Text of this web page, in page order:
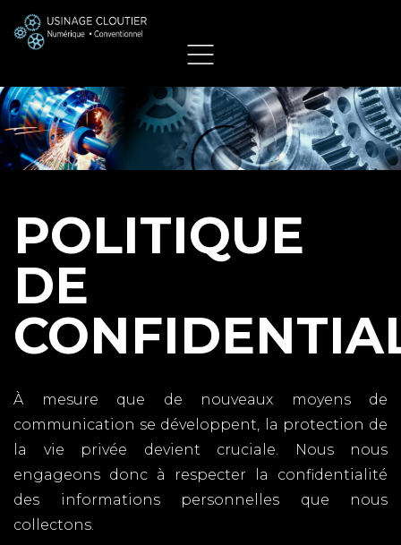
POLITIQUE
DE
À mesure que de nouveaux moyens de
communication se développent, la protection de
la vie privée devient cruciale. Nous nous
engageons donc à respecter la confidentialité
des informations personnelles que nous
collectons.